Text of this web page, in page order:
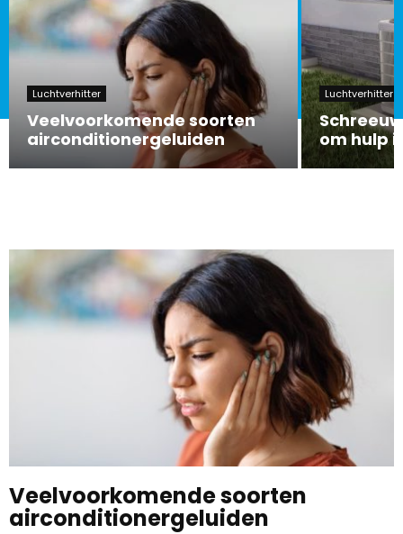
Luchtverhitter
Veelvoorkomende soorten
airconditionergeluiden
Luchtverhitter
om hulp
Veelvoorkomende soorten
airconditionergeluiden